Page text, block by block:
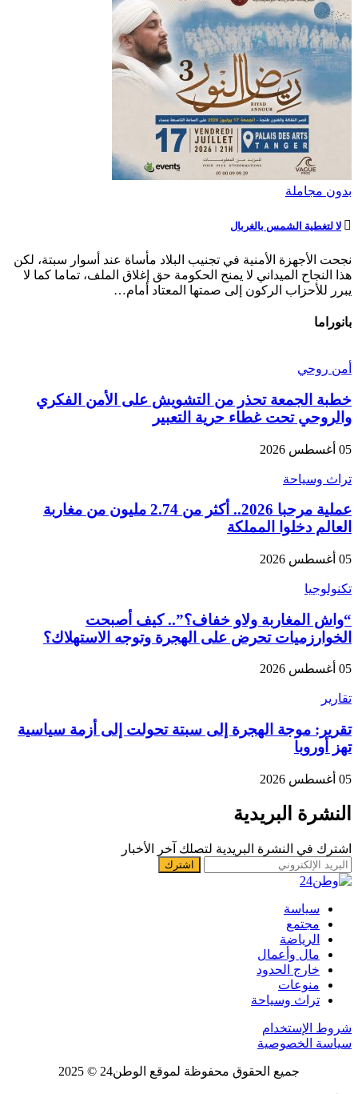
بدون مجاملة
لا لتغطية الشمس بالغربال
نجحت الأجهزة الأمنية في تجنيب البلاد مأساة عند أسوار سبتة، لكن
هذا النجاح الميداني لا يمنح الحكومة حق إغلاق الملف، تماما كما لا
يبرر للأحزاب الركون إلى صمتها المعتاد أمام…
بانوراما
أمن روحي
خطبة الجمعة تحذر من التشويش على الأمن الفكري
والروحي تحت غطاء حرية التعبير
05 أغسطس 2026
تراث وسياحة
عملية مرحبا 2026.. أكثر من 2.74 مليون من مغاربة
العالم دخلوا المملكة
05 أغسطس 2026
تكنولوجيا
“واش المغاربة ولاو خفاف؟”.. كيف أصبحت
الخوارزميات تحرض على الهجرة وتوجه الاستهلاك؟
05 أغسطس 2026
تقارير
تقرير: موجة الهجرة إلى سبتة تحولت إلى أزمة سياسية
تهز أوروبا
05 أغسطس 2026
النشرة البريدية
اشترك في النشرة البريدية لتصلك آخر الأخبار
سياسة
مجتمع
الرياضة
مال وأعمال
خارج الحدود
منوعات
تراث وسياحة
شروط الإستخدام
سياسة الخصوصية
جميع الحقوق محفوظة لموقع الوطن24 © 2025